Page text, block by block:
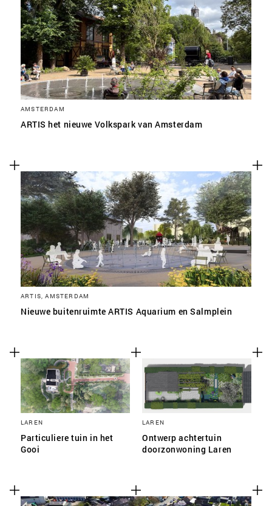
AMSTERDAM
ARTIS het nieuwe Volkspark van Amsterdam
ARTIS, AMSTERDAM
Nieuwe buitenruimte ARTIS Aquarium en Salmplein
LAREN
Particuliere tuin in het
Gooi
LAREN
Ontwerp achtertuin
doorzonwoning Laren
SLA VOORKEUREN OP